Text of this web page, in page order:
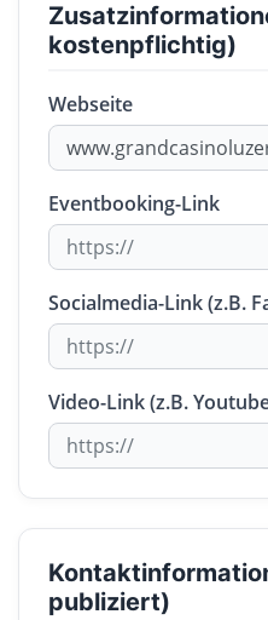
kostenpflichtig)
Webseite
Eventbooking-Link
Socialmedia-Link (z.B.
Video-Link (z.B.
publiziert)